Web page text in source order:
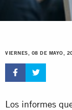
VIERNES, 08 DE MAYO,
Los informes